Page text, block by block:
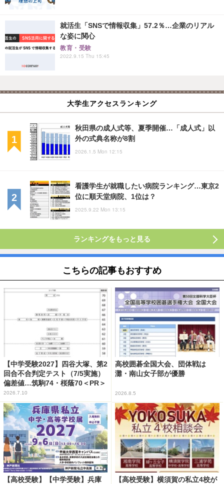
就活生「SNSで情報収集」57.2％…企業のリアル
な姿に関心
教育・受験
2022.9.15 Thu 15:45
大学生アクセスランキング
秋田県の成人式等、夏季開催…「成人式」以
外の式典名称が8割
2026.1.5 Mon 12:15
看護学生が就職したい病院ランキング…東京2
位に順天堂病院、1位は？
2025.9.22 Mon 13:15
ランキングをもっと見る
こちらの記事もおすすめ
【中学受験2027】四谷大塚、第2
回合不合判定テスト（7/5実施）
偏差値…筑駒74・桜蔭70＜PR＞
2026.7.10
高校囲碁全国大会、団体戦は
灘・南山女子部が優勝
2026.8.5
【高校受験】【中学受験】兵庫
【高校受験】横須賀の私立4校が